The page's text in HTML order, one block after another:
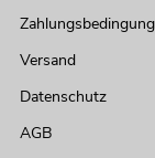
Versand
Datenschutz
AGB